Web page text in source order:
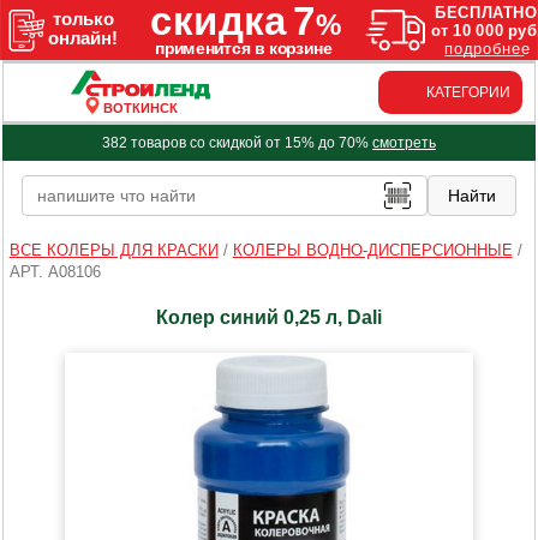
ВОТКИНСК
КАТЕГОРИИ
382 товаров со скидкой от 15% до 70% смотреть
ВСЕ КОЛЕРЫ ДЛЯ КРАСКИ / КОЛЕРЫ ВОДНО-ДИСПЕРСИОННЫЕ /
АРТ. A08106
Колер синий 0,25 л, Dali